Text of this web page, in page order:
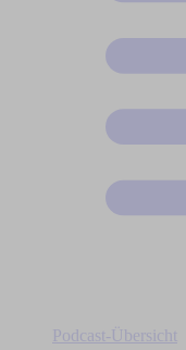
Podcast-Übersicht